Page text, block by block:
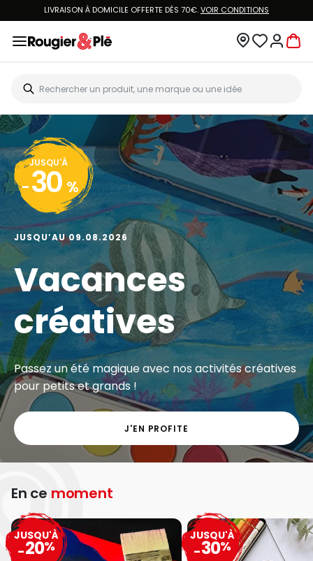
LIVRAISON À DOMICILE OFFERTE DÈS 70€.VOIR CONDITIONS
JUSQU'À
- 30 %
JUSQU’AU 09.08.2026
Vacances
créatives
Passez un été magique avec nos activités créatives
pour petits et grands !
J'EN PROFITE
En ce moment
JUSQU'À
-20%
JUSQU'À
-30%